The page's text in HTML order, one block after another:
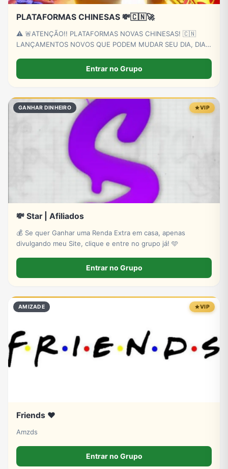
PLATAFORMAS CHINESAS 💸🇨🇳🚀
⚠️ 🚨ATENÇÃO!! PLATAFORMAS NOVAS CHINESAS! 🇨🇳
LANÇAMENTOS NOVOS QUE PODEM MUDAR SEU DIA, DIA!
PLATAFORMAS LANÇADAS NESTE PERFIL 💸💸
Entrar no Grupo
GANHAR DINHEIRO VIP
💸 Star | Afiliados
💰 Se quer Ganhar uma Renda Extra em casa, apenas
divulgando meu Site, clique e entre no grupo já! 🩵
Entrar no Grupo
AMIZADE VIP
Friends ❤️
Amzds
Entrar no Grupo